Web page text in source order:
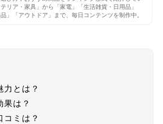
リア・家具」から「家電」「生活雑貨・日用品」
品」「アウトドア」まで、毎日コンテンツを制作中。
力とは？
果は？
コミは？